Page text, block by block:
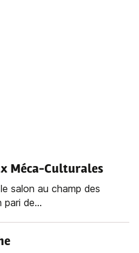
Méca-Culturales
salon au champ des
de...